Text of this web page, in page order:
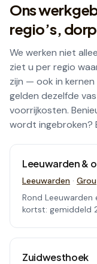
Ons
regio’s,
We werken niet
ziet u per regio
zijn — ook in
gelden dezelfde
voorrijkosten.
wordt ingebroken?
Leeuwarden &
Leeuwarden · Grou
Rond
kortst: gemiddeld
Zuidwesthoek